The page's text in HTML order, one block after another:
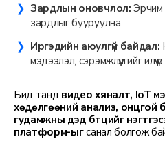
Зардлын оновчлол:Эрчим
зардлыг бууруулна
Иргэдийн аюулгүй байдал:
мэдээлэл, сэрэмжлүүлгийг илүү
Бид танд видео хяналт, IoT
хөдөлгөөний анализ, онцгой
гудамжны дэд бүтцийг
платформ-ыгсанал болгож